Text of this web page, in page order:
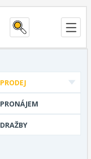
PRODEJ
PRONÁJEM
DRAŽBY